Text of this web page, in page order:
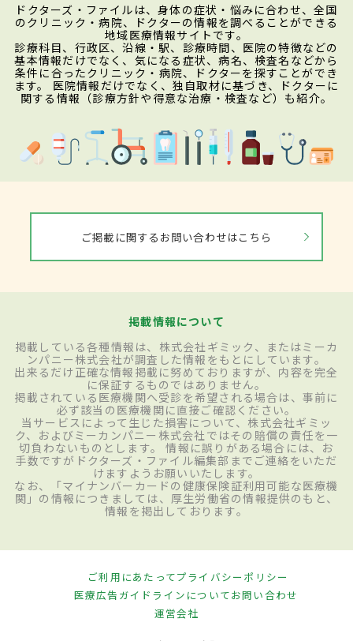
ドクターズ・ファイルは、身体の症状・悩みに合わせ、全国
のクリニック・病院、ドクターの情報を調べることができる
地域医療情報サイトです。
診療科目、行政区、沿線・駅、診療時間、医院の特徴などの
基本情報だけでなく、気になる症状、病名、検査名などから
条件に合ったクリニック・病院、ドクターを探すことができ
ます。 医院情報だけでなく、独自取材に基づき、ドクターに
関する情報（診療方針や得意な治療・検査など）も紹介。
ご掲載に関するお問い合わせはこちら
掲載情報について
掲載している各種情報は、株式会社ギミック、またはミーカ
ンパニー株式会社が調査した情報をもとにしています。
出来るだけ正確な情報掲載に努めておりますが、内容を完全
に保証するものではありません。
掲載されている医療機関へ受診を希望される場合は、事前に
必ず該当の医療機関に直接ご確認ください。
当サービスによって生じた損害について、株式会社ギミッ
ク、およびミーカンパニー株式会社ではその賠償の責任を一
切負わないものとします。 情報に誤りがある場合には、お
手数ですがドクターズ・ファイル編集部までご連絡をいただ
けますようお願いいたします。
なお、「マイナンバーカードの健康保険証利用可能な医療機
関」の情報につきましては、厚生労働省の情報提供のもと、
情報を掲出しております。
ご利用にあたってプライバシーポリシー
医療広告ガイドラインについてお問い合わせ
運営会社